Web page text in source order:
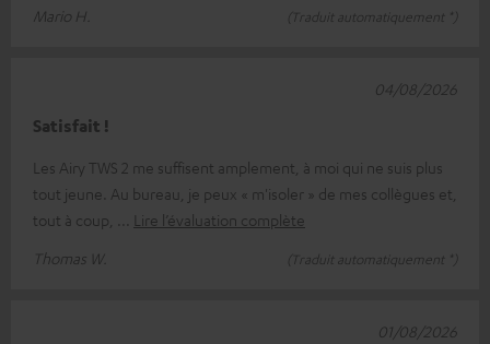
Mario H.
(Traduit automatiquement *)
Satisfait !
Les Airy TWS 2 me suffisent amplement, à moi qui ne suis plus
tout jeune. Au bureau, je peux « m'isoler » de mes collègues et,
tout à coup,
Lire l’évaluation complète
Thomas W.
(Traduit automatiquement *)
04/08/2026
01/08/2026